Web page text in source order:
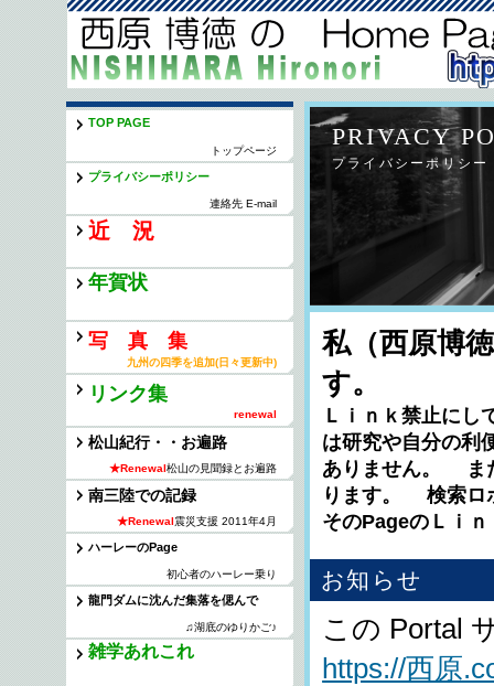
プライバシーポリシー
PRIVACY
私（西原博
す。
Ｌｉｎｋ禁止に
は研究や自分の利
ありません。 ま
ります。 検索ロ
そのPageのＬｉ
お知らせ
この Portal
https://西原
トップページ
TOP PAGE
連絡先 E-mail
プライバシーポリシー
近 況
年賀状
九州の四季を追加(日々更新中)
写 真 集
renewal
リンク集
★Renewal松山の見聞録とお遍路
松山紀行・・お遍路
★Renewal震災支援 2011年4月
南三陸での記録
初心者のハーレー乗り
ハーレーのPage
♫湖底のゆりかご♪
龍門ダムに沈んだ集落を偲んで
雑学あれこれ